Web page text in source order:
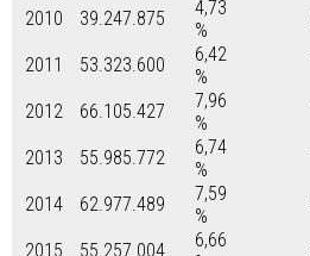
2010
39.247.875
4,73
%
2011
53.323.600
6,42
%
2012
66.105.427
7,96
%
2013
55.985.772
6,74
%
2014
62.977.489
7,59
%
2015
55.257.004
6,66